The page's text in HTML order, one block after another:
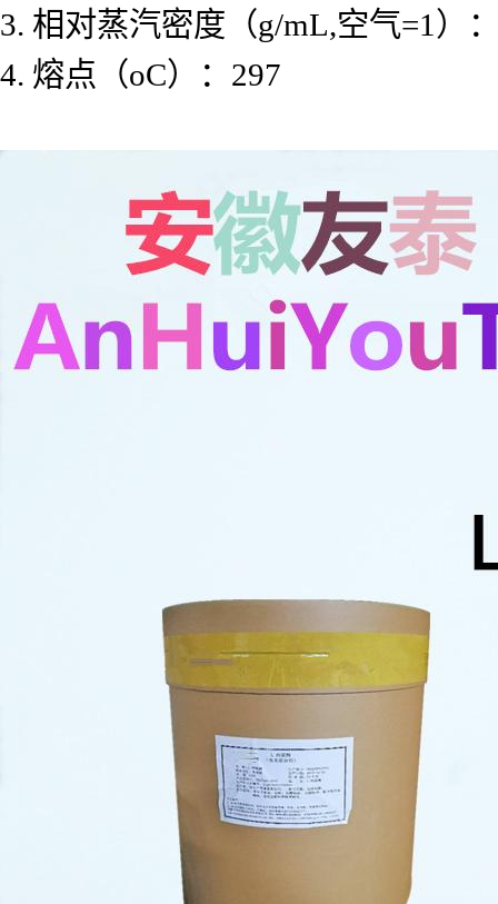
3. 相对蒸汽密度（g/mL,空气=1）
4. 熔点（oC）：297